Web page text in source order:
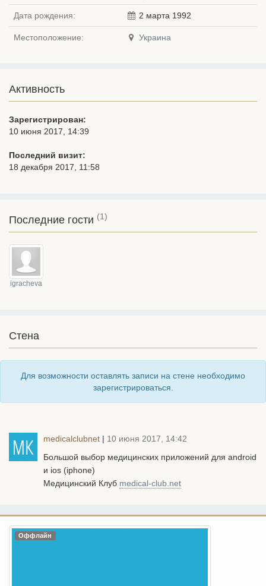
Дата рождения: 2 марта 1992
Местоположение: Украина
Активность
Зарегистрирован:
10 июня 2017, 14:39
Последний визит:
18 декабря 2017, 11:58
Последние гости (1)
igracheva
Стена
Для возможности оставлять записи на стене необходимо
зарегистрироваться.
medicalclubnet | 10 июня 2017, 14:42
Большой выбор медицинских приложений для android
и ios (iphone)
Медицинский Клуб medical-club.net
Оффлайн